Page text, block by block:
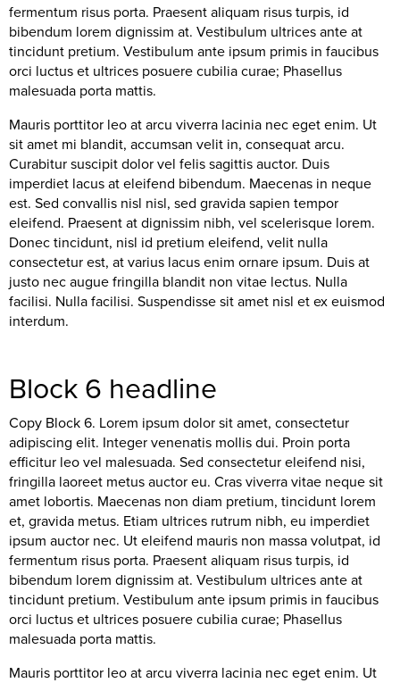
fermentum risus porta. Praesent aliquam risus turpis, id
bibendum lorem dignissim at. Vestibulum ultrices ante at
tincidunt pretium. Vestibulum ante ipsum primis in faucibus
orci luctus et ultrices posuere cubilia curae; Phasellus
malesuada porta mattis.
Mauris porttitor leo at arcu viverra lacinia nec eget enim. Ut
sit amet mi blandit, accumsan velit in, consequat arcu.
Curabitur suscipit dolor vel felis sagittis auctor. Duis
imperdiet lacus at eleifend bibendum. Maecenas in neque
est. Sed convallis nisl nisl, sed gravida sapien tempor
eleifend. Praesent at dignissim nibh, vel scelerisque lorem.
Donec tincidunt, nisl id pretium eleifend, velit nulla
consectetur est, at varius lacus enim ornare ipsum. Duis at
justo nec augue fringilla blandit non vitae lectus. Nulla
facilisi. Nulla facilisi. Suspendisse sit amet nisl et ex euismod
interdum.
Block 6 headline
Copy Block 6. Lorem ipsum dolor sit amet, consectetur
adipiscing elit. Integer venenatis mollis dui. Proin porta
efficitur leo vel malesuada. Sed consectetur eleifend nisi,
fringilla laoreet metus auctor eu. Cras viverra vitae neque sit
amet lobortis. Maecenas non diam pretium, tincidunt lorem
et, gravida metus. Etiam ultrices rutrum nibh, eu imperdiet
ipsum auctor nec. Ut eleifend mauris non massa volutpat, id
fermentum risus porta. Praesent aliquam risus turpis, id
bibendum lorem dignissim at. Vestibulum ultrices ante at
tincidunt pretium. Vestibulum ante ipsum primis in faucibus
orci luctus et ultrices posuere cubilia curae; Phasellus
malesuada porta mattis.
Mauris porttitor leo at arcu viverra lacinia nec eget enim. Ut